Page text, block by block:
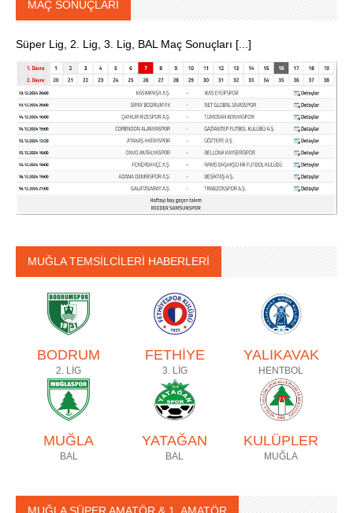
MAÇ SONUÇLARI
Süper Lig, 2. Lig, 3. Lig, BAL Maç Sonuçları [...]
MUĞLA TEMSİLCİLERİ HABERLERİ
BODRUM
2. LİG
FETHİYE
3. LİG
YALIKAVAK
HENTBOL
MUĞLA
BAL
YATAĞAN
BAL
KULÜPLER
MUĞLA